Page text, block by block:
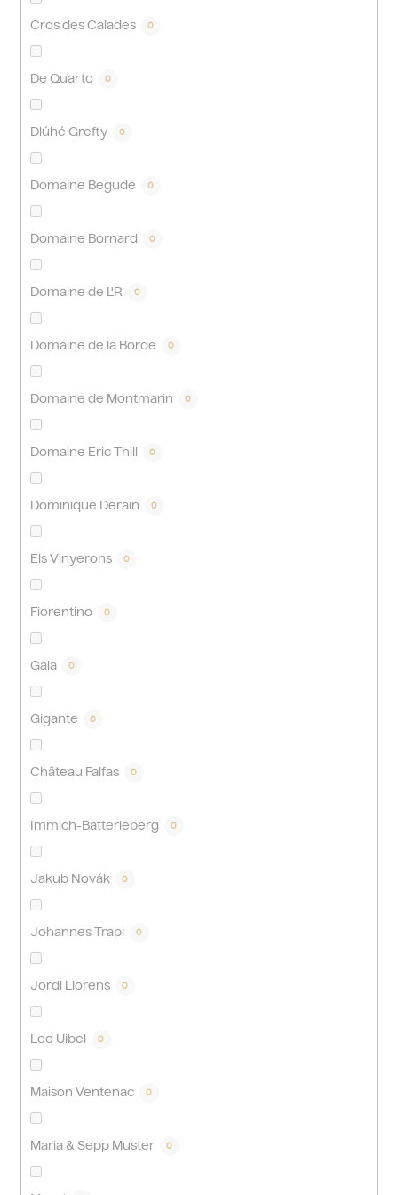
Cros des Calades 0
De Quarto 0
Dlúhé Grefty 0
Domaine Begude 0
Domaine Bornard 0
Domaine de L'R 0
Domaine de la Borde 0
Domaine de Montmarin 0
Domaine Eric Thill 0
Dominique Derain 0
Els Vinyerons 0
Fiorentino 0
Gala 0
Gigante 0
Château Falfas 0
Immich-Batterieberg 0
Jakub Novák 0
Johannes Trapl 0
Jordi Llorens 0
Leo Uibel 0
Maison Ventenac 0
Maria & Sepp Muster 0